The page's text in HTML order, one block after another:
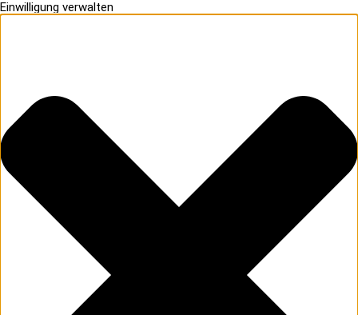
Einwilligung verwalten